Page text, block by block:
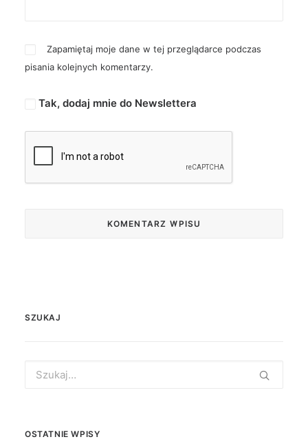
Zapamiętaj moje dane w tej przeglądarce podczas
pisania kolejnych komentarzy.
Tak, dodaj mnie do Newslettera
SZUKAJ
for:
OSTATNIE WPISY